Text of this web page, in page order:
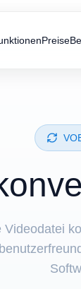
Preise
Videodatei